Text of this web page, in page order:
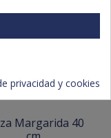
Margarida 40
privacidad y cookies